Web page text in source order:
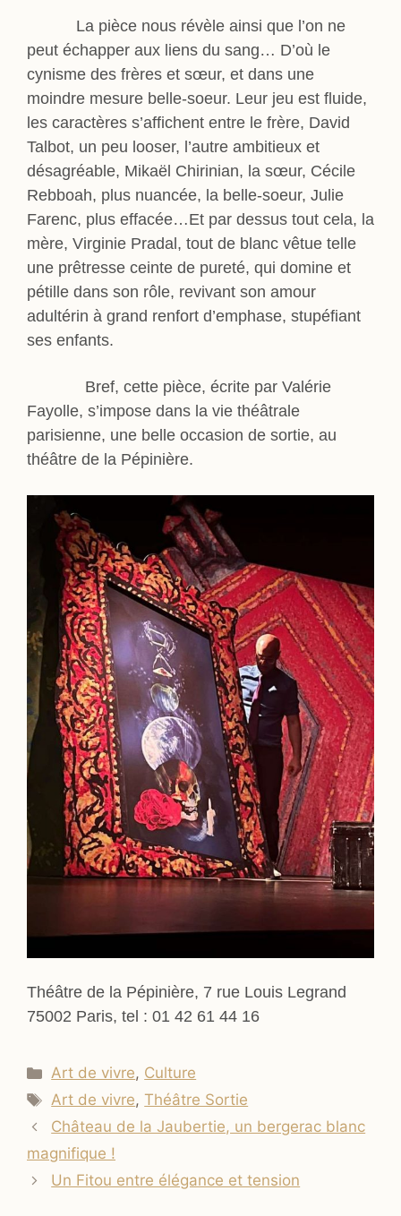
La pièce nous révèle ainsi que l’on ne
peut échapper aux liens du sang… D’où le
cynisme des frères et sœur, et dans une
moindre mesure belle-soeur. Leur jeu est fluide,
les caractères s’affichent entre le frère, David
Talbot, un peu looser, l’autre ambitieux et
désagréable, Mikaël Chirinian, la sœur, Cécile
Rebboah, plus nuancée, la belle-soeur, Julie
Farenc, plus effacée…Et par dessus tout cela, la
mère, Virginie Pradal, tout de blanc vêtue telle
une prêtresse ceinte de pureté, qui domine et
pétille dans son rôle, revivant son amour
adultérin à grand renfort d’emphase, stupéfiant
ses enfants.
Bref, cette pièce, écrite par Valérie
Fayolle, s’impose dans la vie théâtrale
parisienne, une belle occasion de sortie, au
théâtre de la Pépinière.
Théâtre de la Pépinière, 7 rue Louis Legrand
75002 Paris, tel : 01 42 61 44 16
Catégories
Art de vivre, Culture
Étiquettes
Art de vivre,Théâtre Sortie
Château de la Jaubertie, un bergerac blanc
magnifique !
Un Fitou entre élégance et tension